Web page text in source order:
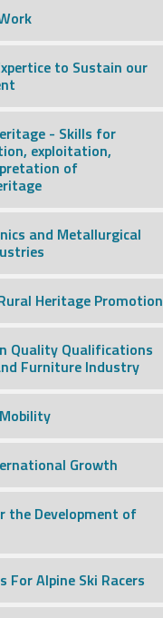
to Sustain our
- Skills for
exploitation,
of
and Metallurgical
Heritage Promotion
Quality Qualifications
Furniture Industry
Growth
the Development of
For Alpine Ski Racers